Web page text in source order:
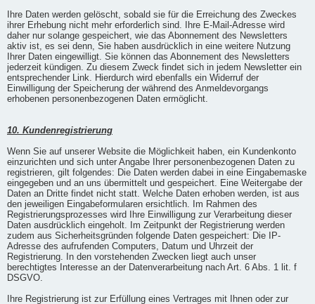
Ihre Daten werden gelöscht, sobald sie für die Erreichung des Zweckes
ihrer Erhebung nicht mehr erforderlich sind. Ihre E-Mail-Adresse wird
daher nur solange gespeichert, wie das Abonnement des Newsletters
aktiv ist, es sei denn, Sie haben ausdrücklich in eine weitere Nutzung
Ihrer Daten eingewilligt. Sie können das Abonnement des Newsletters
jederzeit kündigen. Zu diesem Zweck findet sich in jedem Newsletter ein
entsprechender Link. Hierdurch wird ebenfalls ein Widerruf der
Einwilligung der Speicherung der während des Anmeldevorgangs
erhobenen personenbezogenen Daten ermöglicht.
10. Kundenregistrierung
Wenn Sie auf unserer Website die Möglichkeit haben, ein Kundenkonto
einzurichten und sich unter Angabe Ihrer personenbezogenen Daten zu
registrieren, gilt folgendes: Die Daten werden dabei in eine Eingabemaske
eingegeben und an uns übermittelt und gespeichert. Eine Weitergabe der
Daten an Dritte findet nicht statt. Welche Daten erhoben werden, ist aus
den jeweiligen Eingabeformularen ersichtlich. Im Rahmen des
Registrierungsprozesses wird Ihre Einwilligung zur Verarbeitung dieser
Daten ausdrücklich eingeholt. Im Zeitpunkt der Registrierung werden
zudem aus Sicherheitsgründen folgende Daten gespeichert: Die IP-
Adresse des aufrufenden Computers, Datum und Uhrzeit der
Registrierung. In den vorstehenden Zwecken liegt auch unser
berechtigtes Interesse an der Datenverarbeitung nach Art. 6 Abs. 1 lit. f
DSGVO.
Ihre Registrierung ist zur Erfüllung eines Vertrages mit Ihnen oder zur